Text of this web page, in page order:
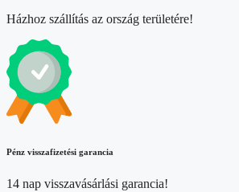
Házhoz szállítás az ország területére!
Pénz visszafizetési garancia
14 nap visszavásárlási garancia!